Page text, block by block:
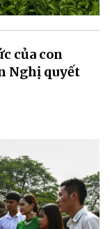
của con
Nghị quyết